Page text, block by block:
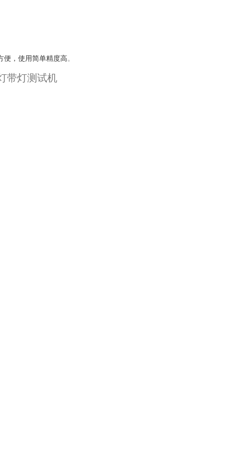
便，使用简单精度高。
带灯测试机